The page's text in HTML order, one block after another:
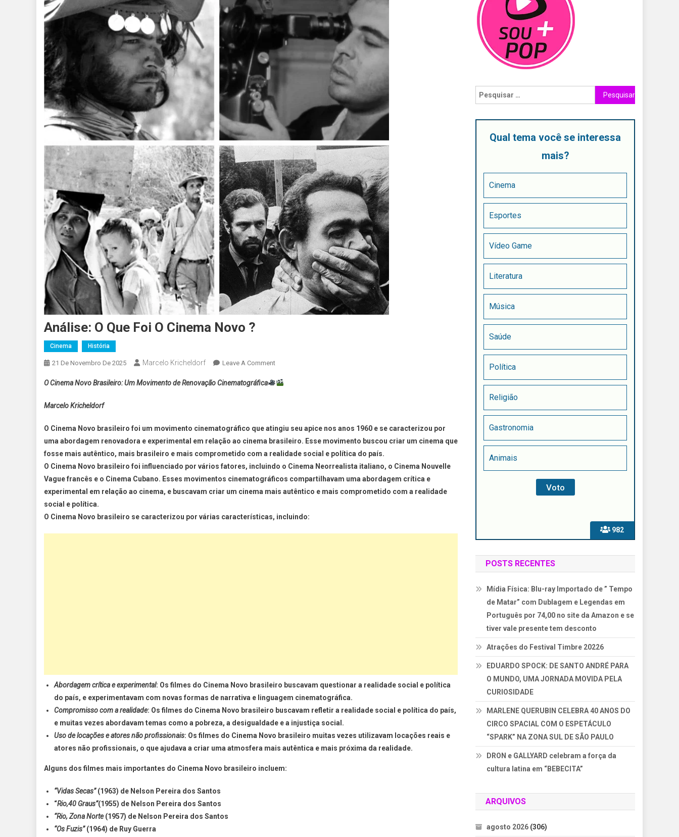
Análise: O Que Foi O Cinema Novo ?
Cinema História
21 De Novembro De 2025 Marcelo Kricheldorf Leave A Comment
O Cinema Novo Brasileiro: Um Movimento de Renovação Cinematográfica
Marcelo Kricheldorf
O Cinema Novo brasileiro foi um movimento cinematográfico que atingiu seu apice nos anos 1960 e se caracterizou por
uma abordagem renovadora e experimental em relação ao cinema brasileiro. Esse movimento buscou criar um cinema que
fosse mais autêntico, mais brasileiro e mais comprometido com a realidade social e política do país.
O Cinema Novo brasileiro foi influenciado por vários fatores, incluindo o Cinema Neorrealista italiano, o Cinema Nouvelle
Vague francês e o Cinema Cubano. Esses movimentos cinematográficos compartilhavam uma abordagem crítica e
experimental em relação ao cinema, e buscavam criar um cinema mais autêntico e mais comprometido com a realidade
social e política.
O Cinema Novo brasileiro se caracterizou por várias características, incluindo:
Abordagem crítica e experimental: Os filmes do Cinema Novo brasileiro buscavam questionar a realidade social e política
do país, e experimentavam com novas formas de narrativa e linguagem cinematográfica.
Compromisso com a realidade: Os filmes do Cinema Novo brasileiro buscavam refletir a realidade social e política do país,
e muitas vezes abordavam temas como a pobreza, a desigualdade e a injustiça social.
Uso de locações e atores não profissionais: Os filmes do Cinema Novo brasileiro muitas vezes utilizavam locações reais e
atores não profissionais, o que ajudava a criar uma atmosfera mais autêntica e mais próxima da realidade.
Alguns dos filmes mais importantes do Cinema Novo brasileiro incluem:
“Vidas Secas”(1963) de Nelson Pereira dos Santos
“Rio,40 Graus”(1955) de Nelson Pereira dos Santos
“Rio, Zona Norte(1957) de Nelson Pereira dos Santos
“Os Fuzis”(1964) de Ruy Guerra
982
Qual tema você se interessa
mais?
Cinema
Esportes
Vídeo Game
Literatura
Música
Saúde
Política
Religião
Gastronomia
Animais
POSTS RECENTES
Mídia Física: Blu-ray Importado de ” Tempo
de Matar” com Dublagem e Legendas em
Português por 74,00 no site da Amazon e se
tiver vale presente tem desconto
Atrações do Festival Timbre 20226
EDUARDO SPOCK: DE SANTO ANDRÉ PARA
O MUNDO, UMA JORNADA MOVIDA PELA
CURIOSIDADE
MARLENE QUERUBIN CELEBRA 40 ANOS DO
CIRCO SPACIAL COM O ESPETÁCULO
“SPARK” NA ZONA SUL DE SÃO PAULO
DRON e GALLYARD celebram a força da
cultura latina em “BEBECITA”
ARQUIVOS
agosto 2026 (306)